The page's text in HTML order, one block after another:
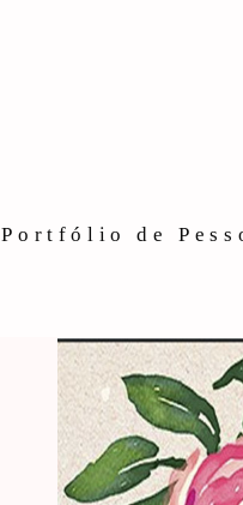
Portfólio de